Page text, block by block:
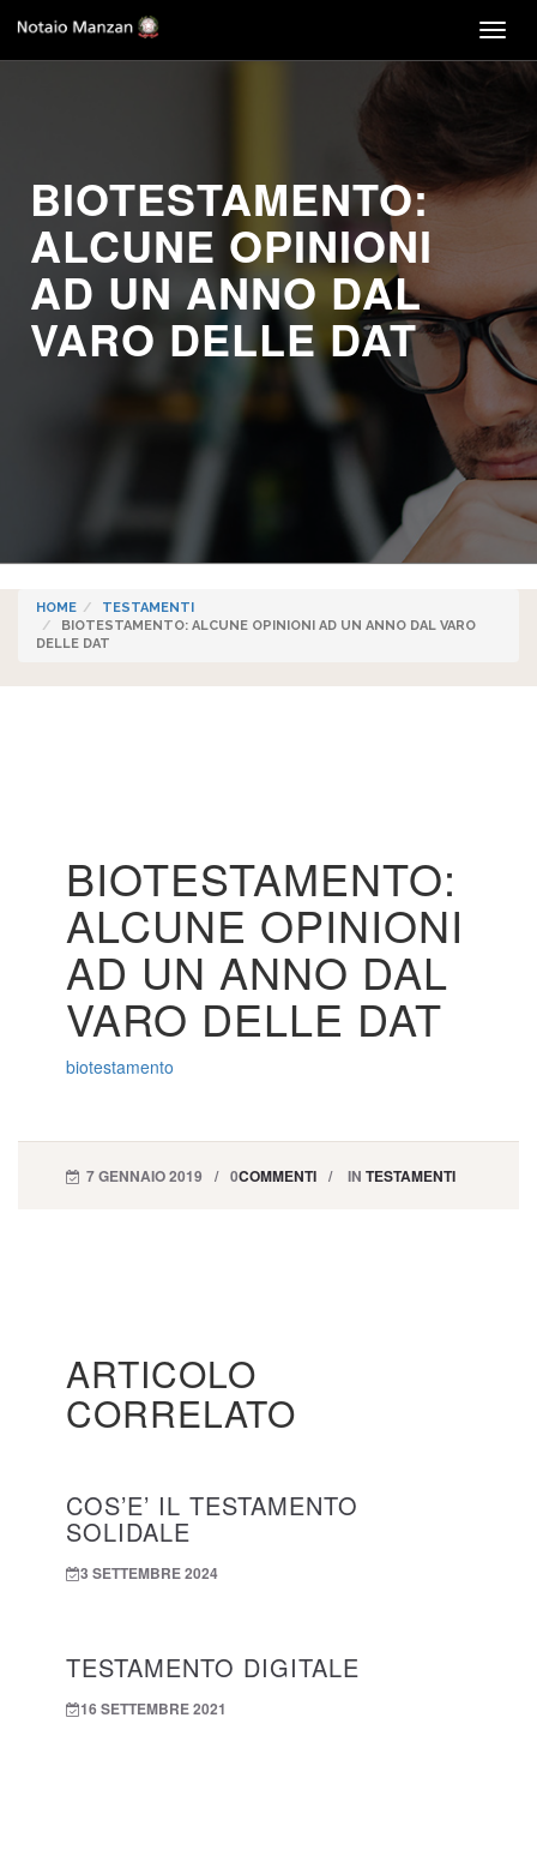
BIOTESTAMENTO:
ALCUNE OPINIONI
AD UN ANNO DAL
VARO DELLE DAT
HOME
TESTAMENTI
BIOTESTAMENTO: ALCUNE OPINIONI AD UN ANNO DAL VARO
DELLE DAT
BIOTESTAMENTO:
ALCUNE OPINIONI
AD UN ANNO DAL
VARO DELLE DAT
biotestamento
7 GENNAIO 2019 0COMMENTI IN TESTAMENTI
ARTICOLO
CORRELATO
COS’E’ IL TESTAMENTO
SOLIDALE
3 SETTEMBRE 2024
TESTAMENTO DIGITALE
16 SETTEMBRE 2021